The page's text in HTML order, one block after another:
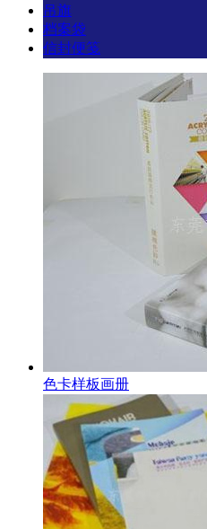
吊旗
档案袋
信封便笺
色卡样板画册